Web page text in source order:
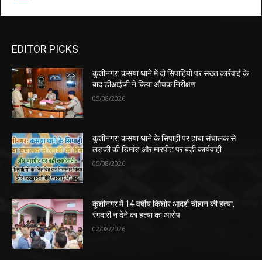
EDITOR PICKS
कुशीनगर: कसया थाने में दो सिपाहियों पर सख्त कार्रवाई के
बाद डीआईजी ने किया औचक निरीक्षण
05/08/2026
कुशीनगर: कसया थाने के सिपाही पर ढाबा संचालक से
लड़की की डिमांड और मारपीट पर बड़ी कार्यवाही
05/08/2026
कुशीनगर में 14 वर्षीय किशोर आदर्श चौहान की हत्या,
रंगदारी न देने का हत्या का आरोप
02/08/2026